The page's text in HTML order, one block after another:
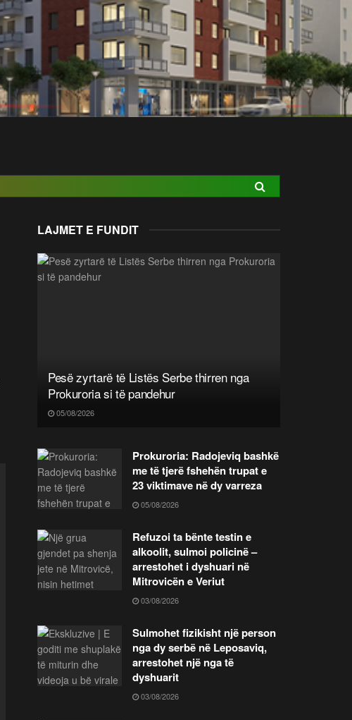
LAJMET E FUNDIT
Pesë zyrtarë të Listës Serbe thirren nga
Prokuroria si të pandehur
05/08/2026
Prokuroria: Radojeviq bashkë
me të tjerë fshehën trupat e
23 viktimave në dy varreza
05/08/2026
Refuzoi ta bënte testin e
alkoolit, sulmoi policinë –
arrestohet i dyshuari në
Mitrovicën e Veriut
03/08/2026
Sulmohet fizikisht një person
nga dy serbë në Leposaviq,
arrestohet një nga të
dyshuarit
03/08/2026